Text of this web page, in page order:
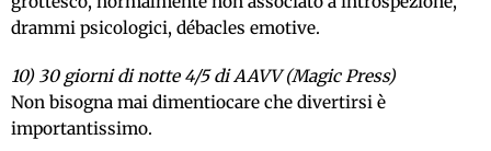
drammi psicologici, débacles emotive.
10) 30 giorni di notte 4/5 di AAVV (Magic Press)
Non bisogna mai dimentiocare che divertirsi è
importantissimo.